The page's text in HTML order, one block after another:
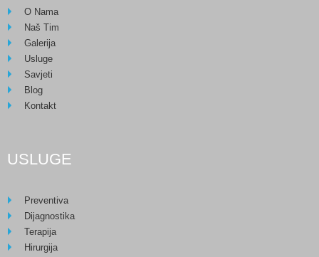
O Nama
Naš Tim
Galerija
Usluge
Savjeti
Blog
Kontakt
USLUGE
Preventiva
Dijagnostika
Terapija
Hirurgija